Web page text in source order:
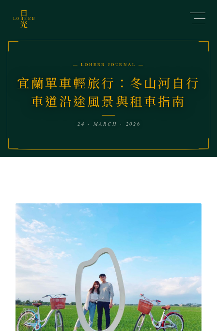
日
LOHERB
光
— LOHERB JOURNAL —
宜蘭單車輕旅行：冬山河自行
車道沿途風景與租車指南
24 · MARCH · 2026